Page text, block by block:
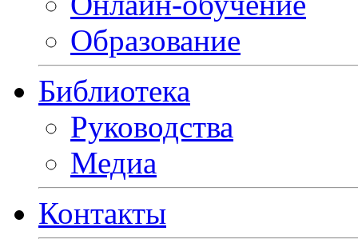
Образование
Библиотека
Руководства
Медиа
Контакты